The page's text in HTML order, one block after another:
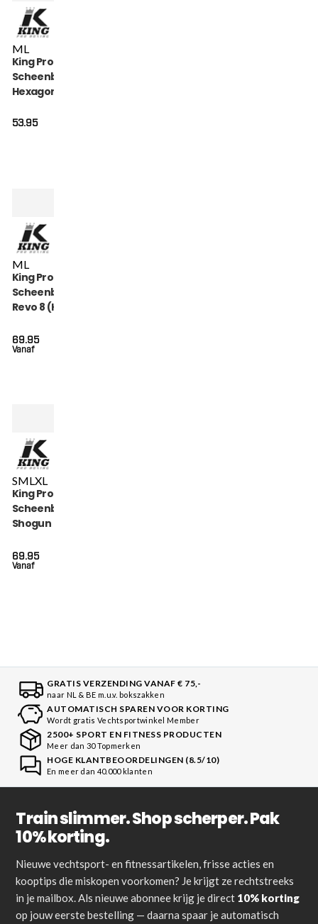
ML
King Pro Boxing
Scheenbeschermers
Hexagon (KPB-SG-
53.95
ML
King Pro Boxing
Scheenbeschermers
Revo 8 (KPB SG REVO
Vanaf
69.95
SML XL
King Pro Boxing
Scheenbeschermers
Shogun (KPB SG
Vanaf
69.95
GRATIS VERZENDING VANAF € 75,-
naar NL & BE m.u.v. bokszakken
AUTOMATISCH SPAREN VOOR KORTING
Wordt gratis Vechtsportwinkel Member
2500+ SPORT EN FITNESS PRODUCTEN
Meer dan 30 Topmerken
HOGE KLANTBEOORDELINGEN (8.5/10)
En meer dan 40.000 klanten
Train slimmer. Shop scherper. Pak
10% korting.
Nieuwe vechtsport- en fitnessartikelen, frisse acties en
kooptips die miskopen voorkomen? Je krijgt ze rechtstreeks
in je mailbox. Als nieuwe abonnee krijg je direct 10% korting
op jouw eerste bestelling — daarna spaar je automatisch